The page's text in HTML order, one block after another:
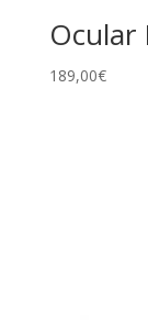
Ocular
189,00€